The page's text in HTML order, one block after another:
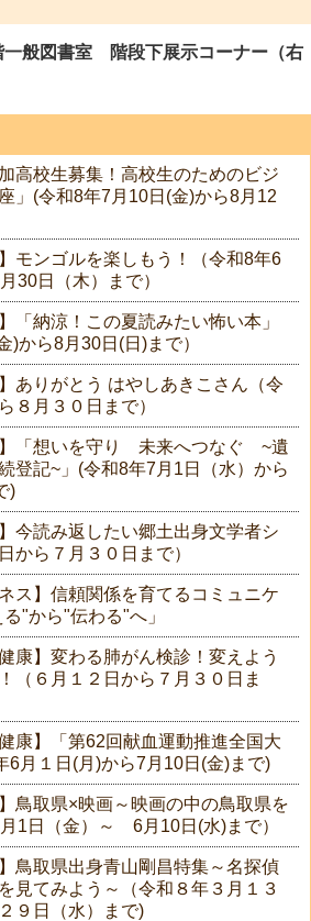
般図書室 階段下展示コーナー（右
高校生募集！高校生のためのビジ
」(令和8年7月10日(金)から8月12
モンゴルを楽しもう！（令和8年6
30日（木）まで）
「納涼！この夏読みたい怖い本」
)から8月30日(日)まで）
ありがとう はやしあきこさん（令
８月３０日まで）
】「想いを守り 未来へつなぐ ~遺
登記~」(令和8年7月1日（水）から
)
今読み返したい郷土出身文学者シ
から７月３０日まで）
ス】信頼関係を育てるコミュニケ
"から"伝わる"へ」
康】変わる肺がん検診！変えよう
（６月１２日から７月３０日ま
康】「第62回献血運動推進全国大
6月１日(月)から7月10日(金)まで)
鳥取県×映画～映画の中の鳥取県を
1日（金）～ 6月10日(水)まで）
鳥取県出身青山剛昌特集～名探偵
見てみよう～（令和８年３月１３
９日（水）まで)